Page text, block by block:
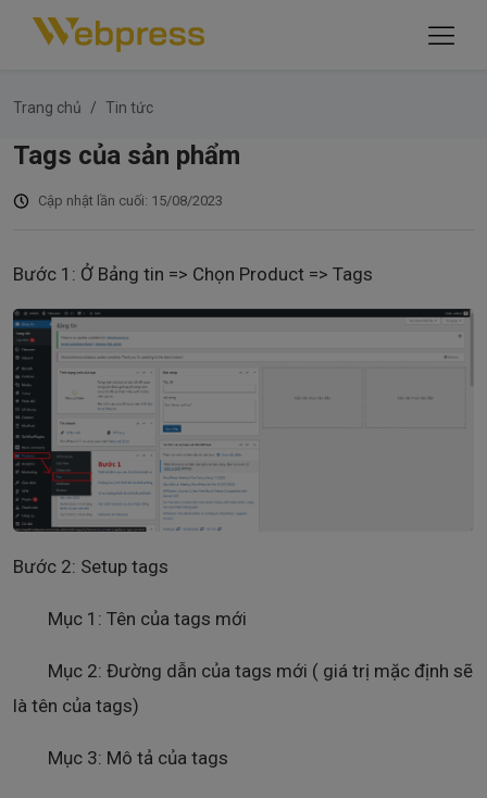
Trang chủ Tin tức
Tags của sản phẩm
Cập nhật lần cuối: 15/08/2023
Bước 1: Ở Bảng tin => Chọn Product => Tags
Bước 2: Setup tags
Mục 1: Tên của tags mới
Mục 2: Đường dẫn của tags mới ( giá trị mặc định sẽ
là tên của tags)
Mục 3: Mô tả của tags